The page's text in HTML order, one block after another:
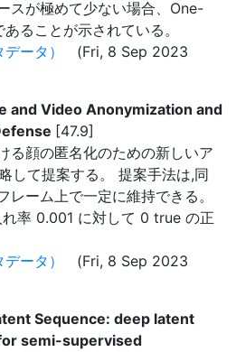
スが極めて少ない場合、One-
ることが示されている。
ータ）
(Fri, 8 Sep 2023
and Video Anonymization and
[47.9]
る顔の匿名化のための新しいア
して提案する。 提案手法は,同
レーム上で一定に維持できる。
れ率 0.001 に対して 0 true の正
ータ）
(Fri, 8 Sep 2023
Sequence: deep latent
semi-supervised